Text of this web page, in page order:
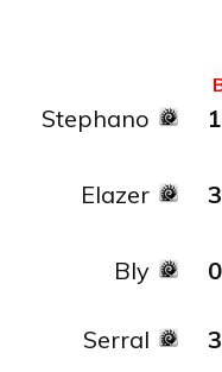
Stephano
Elazer
Bly
Serral